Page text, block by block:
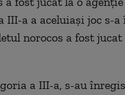
III-a a aceluiași joc s-
norocos a fost jucat
a III-a, s-au